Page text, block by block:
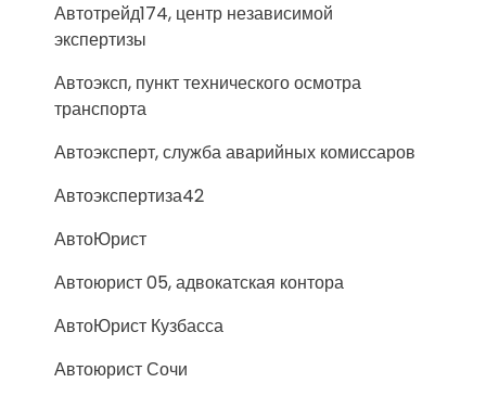
Автотрейд174, центр независимой
экспертизы
Автоэксп, пункт технического осмотра
транспорта
Автоэксперт, служба аварийных комиссаров
Автоэкспертиза42
АвтоЮрист
Автоюрист 05, адвокатская контора
АвтоЮрист Кузбасса
Автоюрист Сочи